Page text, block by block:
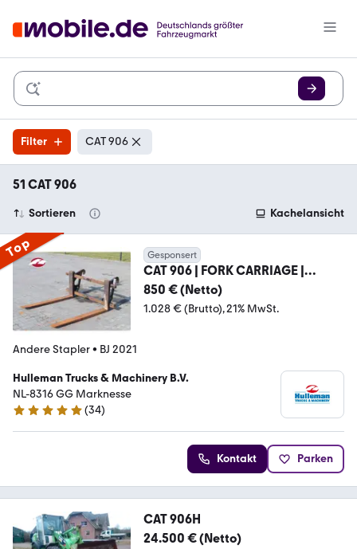
Filter CAT 906
51 CAT 906
Sortieren Kachelansicht
Top Gesponsert
CAT 906 | FORK CARRIAGE |
VORKENBORD | GABELN
850 € (Netto)
1.028 € (Brutto) 21% MwSt.
Andere Stapler• BJ 2021
Hulleman Trucks & Machinery B.V.
NL-8316 GG Marknesse
5 Sterne
(34)
Kontakt Parken
CAT 906H
24.500 € (Netto)